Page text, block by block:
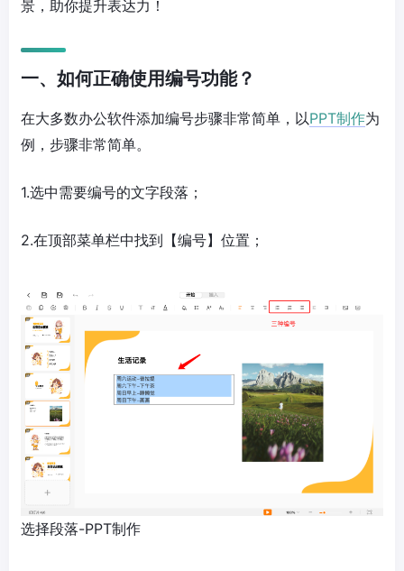
景，助你提升表达力！
一、如何正确使用编号功能？
在大多数办公软件添加编号步骤非常简单，以PPT制作为
例，步骤非常简单。
1.选中需要编号的文字段落；
2.在顶部菜单栏中找到【编号】位置；
选择段落-PPT制作